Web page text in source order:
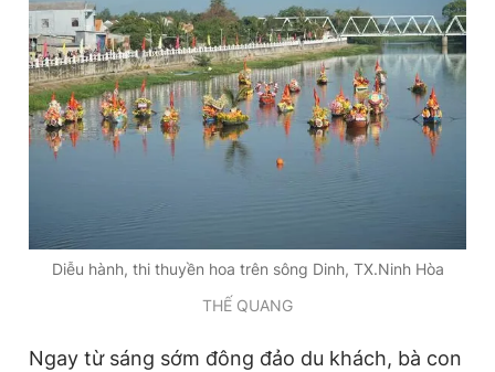
Theo dõi báo trên
Hotline
0906 645 777
Liên hệ quảng cáo
0908 780 404
Quảng cáo Tòa soạn
Tổng biên tập: Nguyễn Ngọc Toàn
Phó tổng biên tập thường trực: Hải Thành
Phó tổng biên tập: Lâm Hiếu Dũng
Phó tổng biên tập: Trần Việt Hưng
Giấy phép xuất bản số 110/GP - BTTTT cấp ngày 24.3.2020
Diễu hành, thi thuyền hoa trên sông Dinh, TX.Ninh Hòa
THẾ QUANG
Ngay từ sáng sớm đông đảo du khách, bà con